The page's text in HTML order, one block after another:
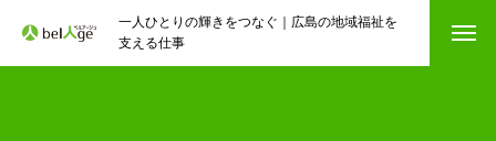
一人ひとりの輝きをつなぐ｜広島の地域福祉を
支える仕事